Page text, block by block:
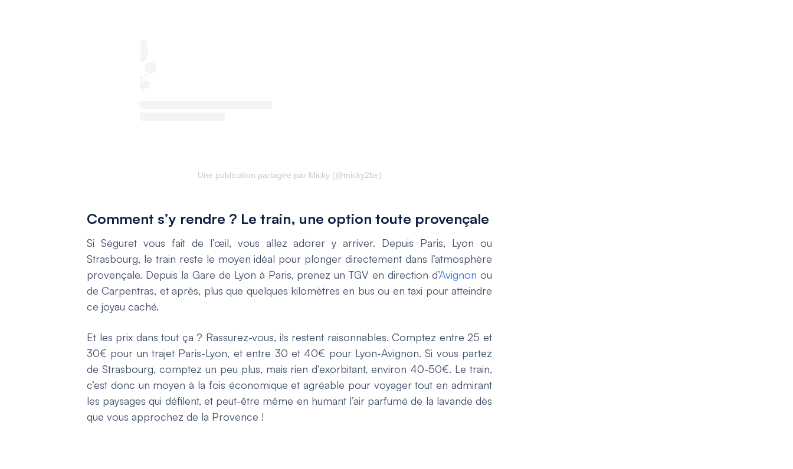
Une publication partagée par Micky (@micky2be)
Comment s’y rendre ? Le train, une option toute provençale
Si Séguret vous fait de l’œil, vous allez adorer y arriver. Depuis Paris, Lyon ou
Strasbourg, le train reste le moyen idéal pour plonger directement dans l’atmosphère
provençale. Depuis la Gare de Lyon à Paris, prenez un TGV en direction d’Avignon ou
de Carpentras, et après, plus que quelques kilomètres en bus ou en taxi pour atteindre
ce joyau caché.
Et les prix dans tout ça ? Rassurez-vous, ils restent raisonnables. Comptez entre 25 et
30€ pour un trajet Paris-Lyon, et entre 30 et 40€ pour Lyon-Avignon. Si vous partez
de Strasbourg, comptez un peu plus, mais rien d’exorbitant, environ 40-50€. Le train,
c’est donc un moyen à la fois économique et agréable pour voyager tout en admirant
les paysages qui défilent, et peut-être même en humant l’air parfumé de la lavande dès
que vous approchez de la Provence !